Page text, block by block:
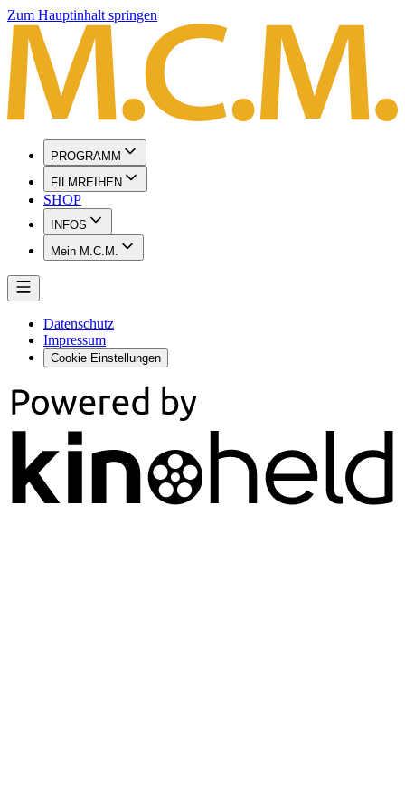
Zum Hauptinhalt springen
PROGRAMM
FILMREIHEN
SHOP
INFOS
Mein M.C.M.
Datenschutz
Impressum
Cookie Einstellungen